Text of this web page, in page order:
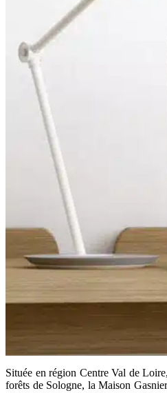
Située en région Centre Val de
forêts de Sologne, la Maison